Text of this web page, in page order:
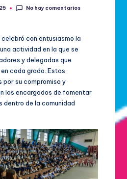
No hay comentarios
con entusiasmo la
actividad en la que se
y delegadas que
cada grado. Estos
su compromiso y
los encargados de fomentar
dentro de la comunidad